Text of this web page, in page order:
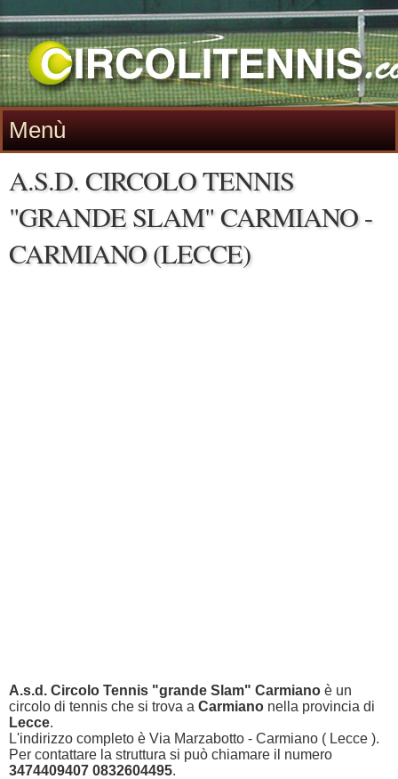
Menù
A.S.D. CIRCOLO TENNIS
"GRANDE SLAM" CARMIANO -
CARMIANO (LECCE)
A.s.d. Circolo Tennis "grande Slam" Carmiano è un
circolo di tennis che si trova a Carmiano nella provincia di
Lecce.
L'indirizzo completo è Via Marzabotto - Carmiano ( Lecce ).
Per contattare la struttura si può chiamare il numero
3474409407 0832604495.